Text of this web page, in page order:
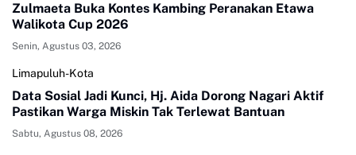
Zulmaeta Buka Kontes Kambing Peranakan Etawa
Walikota Cup 2026
Senin, Agustus 03, 2026
Limapuluh-Kota
Data Sosial Jadi Kunci, Hj. Aida Dorong Nagari Aktif
Pastikan Warga Miskin Tak Terlewat Bantuan
Sabtu, Agustus 08, 2026